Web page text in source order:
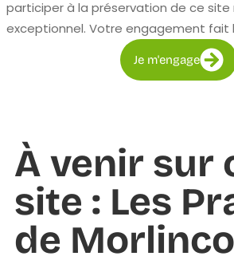
participer à la préservation de ce site
exceptionnel. Votre engagement fait
Je m'engage
À venir sur
site : Les
de